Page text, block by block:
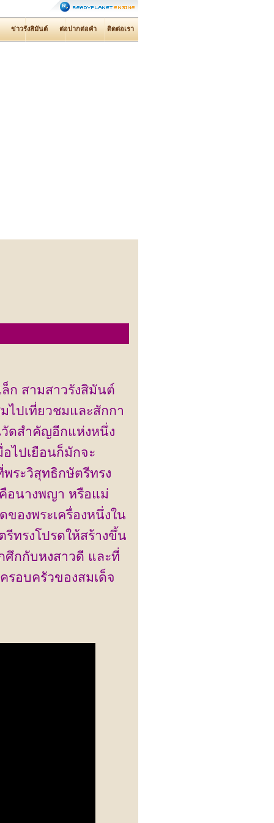
ข่าวรังสิมันต์ ต่อปากต่อคำ ติดต่อเรา
ก สามสาวรังสิมันต์
ไปเที่ยวชมและสักกา
ดสำคัญอีกแห่งหนึ่ง
ไปเยือนก็มักจะ
ระวิสุทธิกษัตรีทรง
อนางพญา หรือแม่
องพระเครื่องหนึ่งใน
ทรงโปรดให้สร้างขึ้น
ศึกกับหงสาวดี และที่
อบครัวของสมเด็จ